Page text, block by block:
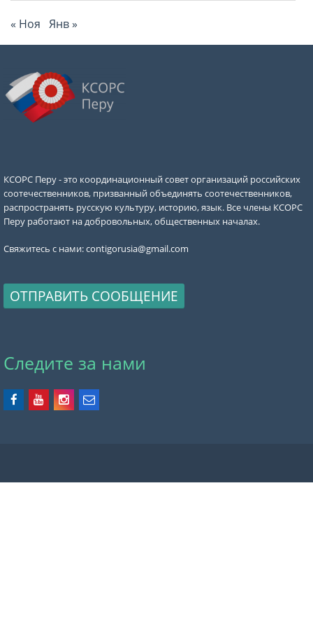
« Ноя Янв »
КСОРС Перу - это координационный совет организаций российских
соотечественников, призванный объединять соотечественников,
распространять русскую культуру, историю, язык. Все члены КСОРС
Перу работают на добровольных, общественных началах.
Свяжитесь с нами:contigorusia@gmail.com
ОТПРАВИТЬ СООБЩЕНИЕ
Следите за нами